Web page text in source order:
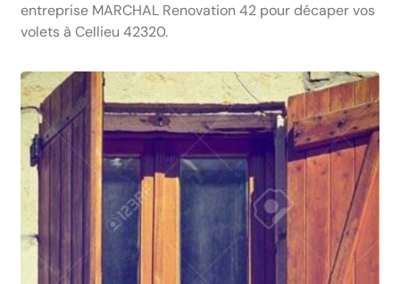
entreprise MARCHAL Renovation 42 pour décaper vos
volets à Cellieu 42320.